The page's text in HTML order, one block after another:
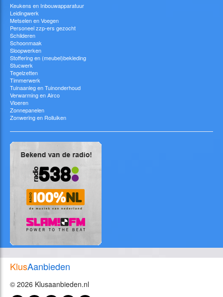
Keukens en Inbouwapparatuur
Leidingwerk
Metselen en Voegen
Personeel zzp-ers gezocht
Schilderen
Schoonmaak
Sloopwerken
Stoffering en (meubel)bekleding
Stucwerk
Tegelzetten
Timmerwerk
Tuinaanleg en Tuinonderhoud
Verwarming en Airco
Vloeren
Zonnepanelen
Zonwering en Rolluiken
KlusAanbieden
© 2026 Klusaanbieden.nl